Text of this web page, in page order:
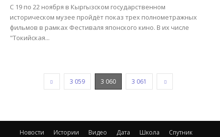
С 19 по 22 ноября в Кыргызском государственном
историческом музее пройдёт показ трех полнометражных
фильмов в рамках Фестиваля японского кино. В их числе
"Токийская...
3 059 3 060 3 061
Новости Истории Видео Дата Школа Спутник